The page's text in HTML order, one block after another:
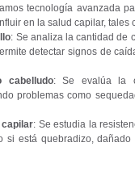
tecnología avanzada
en la salud capilar, tales
: Se analiza la cantidad de
detectar signos de
cabelludo: Se evalúa la
problemas como
capilar: Se estudia la
si está quebradizo,